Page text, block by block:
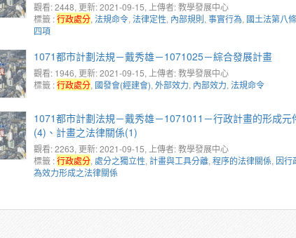
觀看: 2448, 更新: 2021-09-15, 上傳者: 教學發展中心
標籤 :行政處分, 法規命令, 法律定性, 內部規則, 事實行為, 國土法第八
四項
1071都市計劃法規－戴秀雄－1071025－綜合發展計畫
觀看: 1946, 更新: 2021-09-15, 上傳者: 教學發展中心
標籤 :行政處分, 國發會(經建會), 外部效力, 內部效力, 法規命令
1071都市計劃法規－戴秀雄－1071011－行政計畫的形成元
(4)、計畫之法律關係(1)
觀看: 2263, 更新: 2021-09-15, 上傳者: 教學發展中心
標籤 :行政處分, 處分之獨立性, 計畫與工具分離, 程序的法律關係, 因行
為效力形成之法律關係